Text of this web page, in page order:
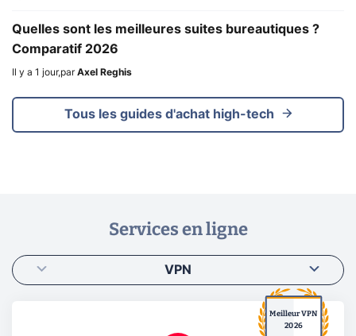
Quelles sont les meilleures suites bureautiques ?
Comparatif 2026
Il y a 1 jour,par Axel Reghis
Tous les guides d'achat high-tech
Services en ligne
VPN
Meilleur VPN
2026